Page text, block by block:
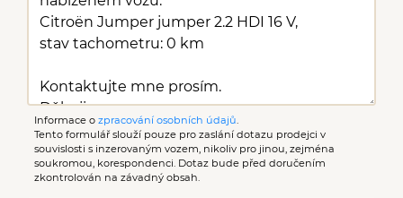
Informace o zpracování osobních údajů
Tento formulář slouží pouze pro zaslání dotazu prodejci v
souvislosti s inzerovaným vozem, nikoliv pro jinou, zejména
soukromou, korespondenci. Dotaz bude před doručením
zkontrolován na závadný obsah.